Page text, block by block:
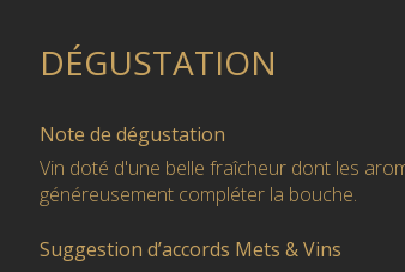
DÉGUSTATION
Note de dégustation
Vin doté d'une belle fraîcheur dont les
généreusement compléter la bouche.
Suggestion d’accords Mets & Vins